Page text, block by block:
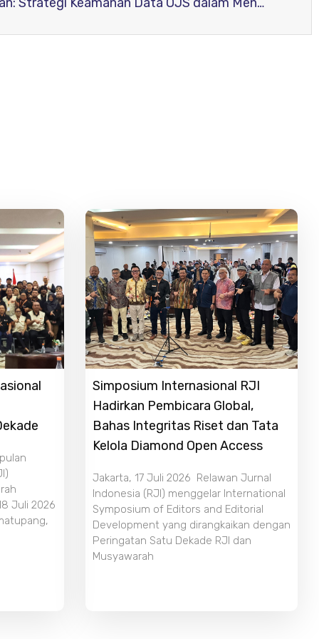
Juli 2026
Simposium Internasional RJI
Hadirkan Pembicara Global,
Bahas Integritas Riset dan Tata
Kelola Diamond Open Access
Jakarta, 17 Juli 2026 Relawan Jurnal
Indonesia (RJI) menggelar International
Symposium of Editors and Editorial
Development yang dirangkaikan dengan
Peringatan Satu Dekade RJI dan
Musyawarah